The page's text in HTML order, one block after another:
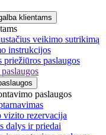
klientams
veikimo sutrikimą
instrukcijos
priežiūros paslaugos
paslaugos
vizito rezervacija
dalys ir priedai